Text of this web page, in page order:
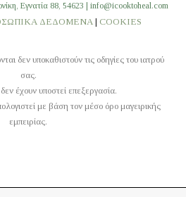
Εγνατία 88, 54623 | info@icooktoheal.com
ΔΕΔΟΜΕΝΑ | COOKIES
δεν υποκαθιστούν τις οδηγίες του ιατρού
σας.
έχουν υποστεί επεξεργασία.
με βάση τον μέσο όρο μαγειρικής
εμπειρίας.